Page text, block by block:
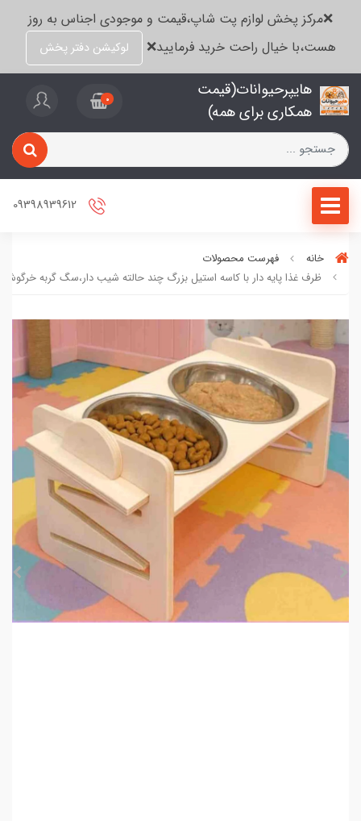
❌مرکز پخش لوازم پت شاپ،قیمت و موجودی اجناس به روز
هست،با خیال راحت خرید فرمایید❌
لوکیشن دفتر پخش
هایپرحیوانات(قیمت
همکاری برای همه)
0
خانه
فهرست محصولات
ظرف غذا پایه دار با کاسه استیل بزرگ چند حالته شیب دار،سگ گربه